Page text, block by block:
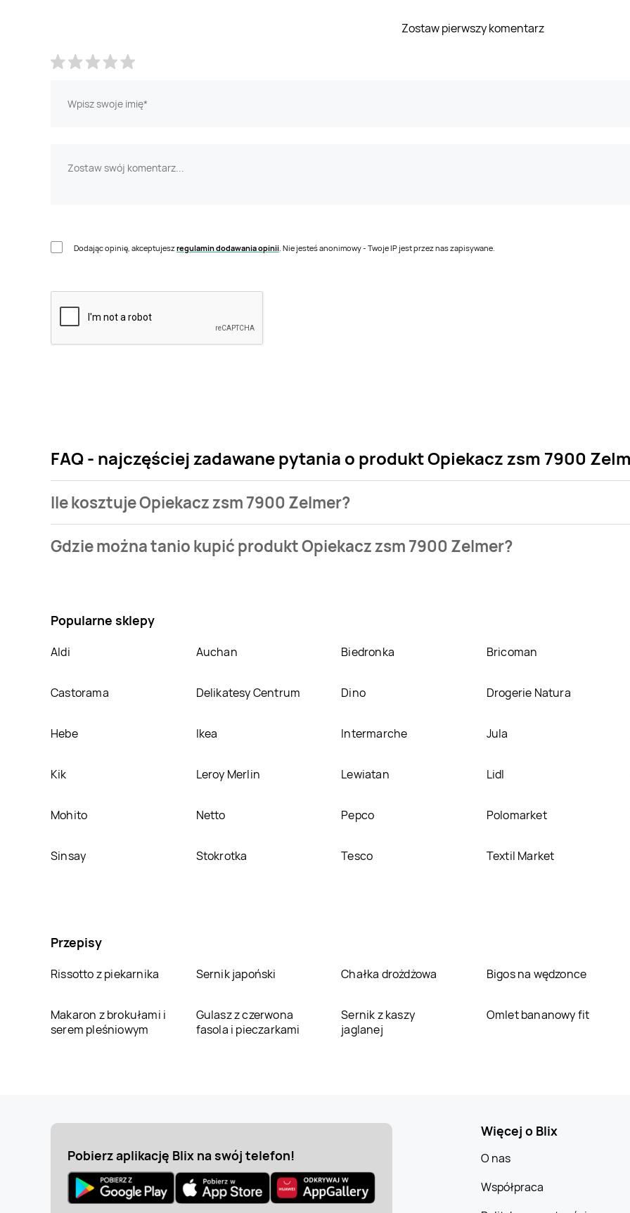
Zostaw pierwszy komentarz
Dodając opinię, akceptujeszregulamin dodawania opinii . Nie jesteś anonimowy - Twoje IP jest przez nas zapisywane.
FAQ - najczęściej zadawane pytania o produkt Opiekacz zsm 7900
Ile kosztuje Opiekacz zsm 7900 Zelmer?
7900 Zelmer kosztuje od 149 zł do 179 zł.
Gdzie można tanio kupić produkt Opiekacz zsm 7900 Zelmer?
Popularne sklepy
Aldi Auchan Biedronka Bricoman
Castorama Delikatesy Centrum Dino Drogerie Natura
Hebe Ikea Intermarche Jula
Kik Leroy Merlin Lewiatan Lidl
Mohito Netto Pepco Polomarket
Sinsay Stokrotka Tesco Textil Market
Przepisy
Rissotto z piekarnika Sernik japoński Chałka drożdżowa Bigos na wędzonce
Makaron z brokułami i
serem pleśniowym
Gulasz z czerwona
fasola i pieczarkami
Sernik z kaszy
jaglanej
Omlet bananowy fit
Pobierz aplikację Blix na swój telefon!
Więcej o Blix
O nas
Współpraca